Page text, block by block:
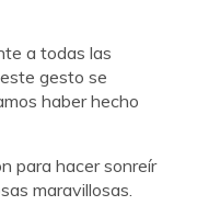
a todas las
gesto se
haber hecho
para hacer sonreír
maravillosas.